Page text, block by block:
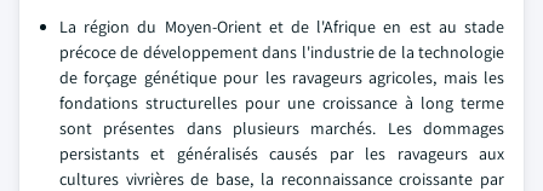
La région du Moyen-Orient et de l'Afrique en est au stade
précoce de développement dans l'industrie de la technologie
de forçage génétique pour les ravageurs agricoles, mais les
fondations structurelles pour une croissance à long terme
sont présentes dans plusieurs marchés. Les dommages
persistants et généralisés causés par les ravageurs aux
cultures vivrières de base, la reconnaissance croissante par